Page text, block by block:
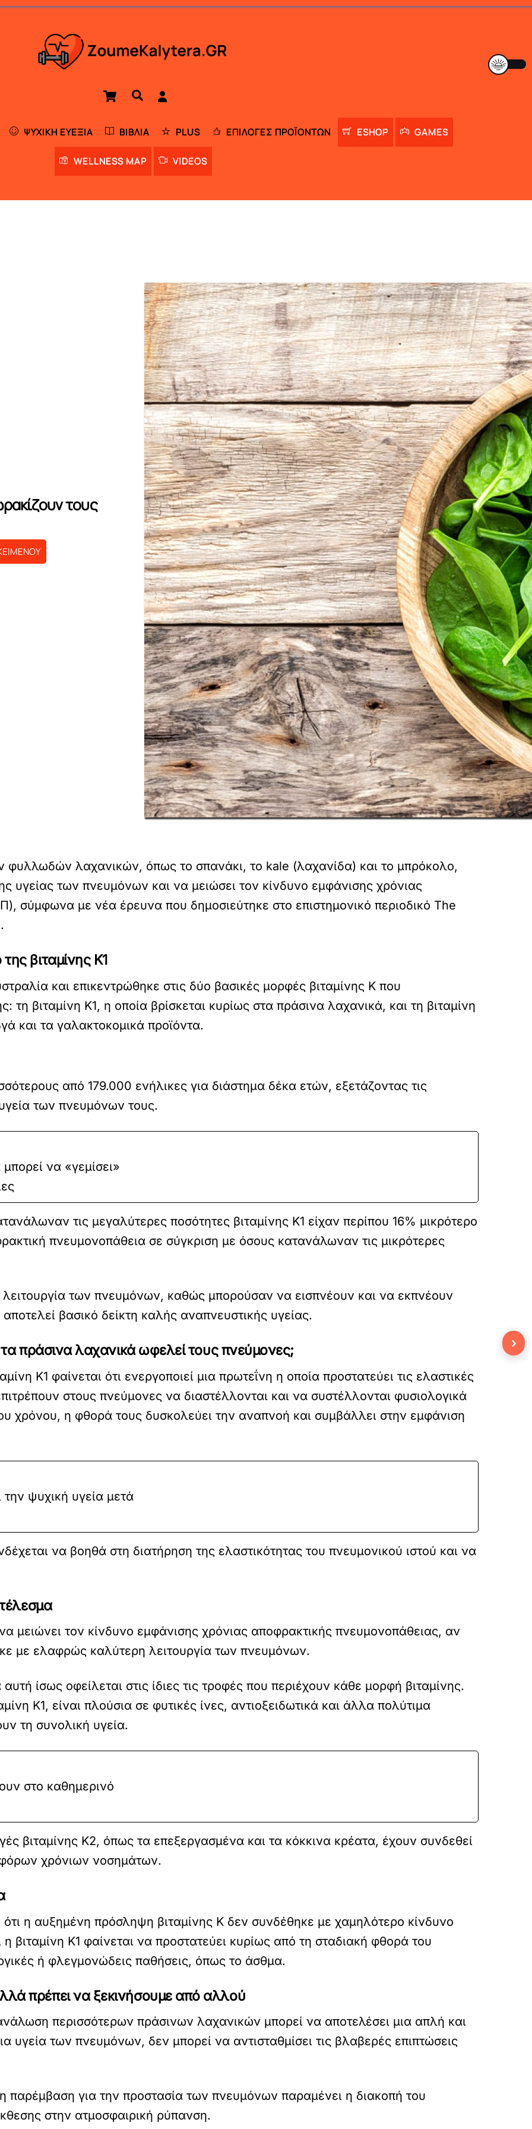
Cart Αναζήτηση
ΨΥΧΙΚΉ ΕΥΕΞΊΑ ΒΙΒΛΊΑ PLUS ΕΠΙΛΟΓΈΣ ΠΡΟΪΌΝΤΩΝ ESHOP GAMES
WELLNESS MAP VIDEOS
τους
λαχανικών, όπως το σπανάκι, το kale (λαχανίδα) και το μπρόκολο,
υγείας των πνευμόνων και να μειώσει τον κίνδυνο εμφάνισης χρόνιας
σύμφωνα με νέα έρευνα που δημοσιεύτηκε στο επιστημονικό περιοδικό The
βιταμίνης Κ1
και επικεντρώθηκε στις δύο βασικές μορφές βιταμίνης Κ που
βιταμίνη Κ1, η οποία βρίσκεται κυρίως στα πράσινα λαχανικά, και τη βιταμίνη
και τα γαλακτοκομικά προϊόντα.
από 179.000 ενήλικες για διάστημα δέκα ετών, εξετάζοντας τις
των πνευμόνων τους.
να «γεμίσει»
τις μεγαλύτερες ποσότητες βιταμίνης Κ1 είχαν περίπου 16% μικρότερο
πνευμονοπάθεια σε σύγκριση με όσους κατανάλωναν τις μικρότερες
των πνευμόνων, καθώς μπορούσαν να εισπνέουν και να εκπνέουν
βασικό δείκτη καλής αναπνευστικής υγείας.
τα πράσινα λαχανικά ωφελεί τους πνεύμονες;
Κ1 φαίνεται ότι ενεργοποιεί μια πρωτεΐνη η οποία προστατεύει τις ελαστικές
στους πνεύμονες να διαστέλλονται και να συστέλλονται φυσιολογικά
χρόνου, η φθορά τους δυσκολεύει την αναπνοή και συμβάλλει στην εμφάνιση
ψυχική υγεία μετά
να βοηθά στη διατήρηση της ελαστικότητας του πνευμονικού ιστού και να
μειώνει τον κίνδυνο εμφάνισης χρόνιας αποφρακτικής πνευμονοπάθειας, αν
με ελαφρώς καλύτερη λειτουργία των πνευμόνων.
ίσως οφείλεται στις ίδιες τις τροφές που περιέχουν κάθε μορφή βιταμίνης.
Κ1, είναι πλούσια σε φυτικές ίνες, αντιοξειδωτικά και άλλα πολύτιμα
τη συνολική υγεία.
στο καθημερινό
βιταμίνης Κ2, όπως τα επεξεργασμένα και τα κόκκινα κρέατα, έχουν συνδεθεί
χρόνιων νοσημάτων.
η αυξημένη πρόσληψη βιταμίνης Κ δεν συνδέθηκε με χαμηλότερο κίνδυνο
βιταμίνη Κ1 φαίνεται να προστατεύει κυρίως από τη σταδιακή φθορά του
ή φλεγμονώδεις παθήσεις, όπως το άσθμα.
πρέπει να ξεκινήσουμε από αλλού
περισσότερων πράσινων λαχανικών μπορεί να αποτελέσει μια απλή και
υγεία των πνευμόνων, δεν μπορεί να αντισταθμίσει τις βλαβερές επιπτώσεις
παρέμβαση για την προστασία των πνευμόνων παραμένει η διακοπή του
στην ατμοσφαιρική ρύπανση.
›